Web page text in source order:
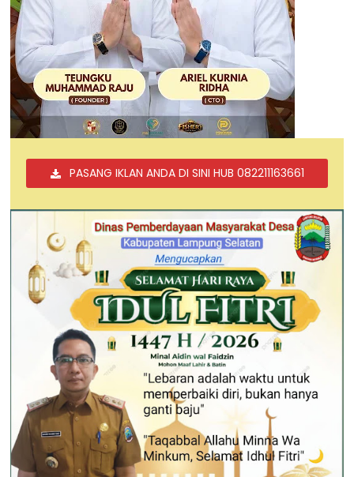
PASANG IKLAN ANDA DI SINI HUB 082211163661